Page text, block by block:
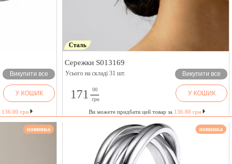
Викупити все
У КОШИК
136.00 грн
Сталь
Сережки S013169
Усього на складі 31 шт. Викупити все
171
00
грн
У КОШИК
Ви можете придбати цей товар за 136.80 грн
новинка новинка